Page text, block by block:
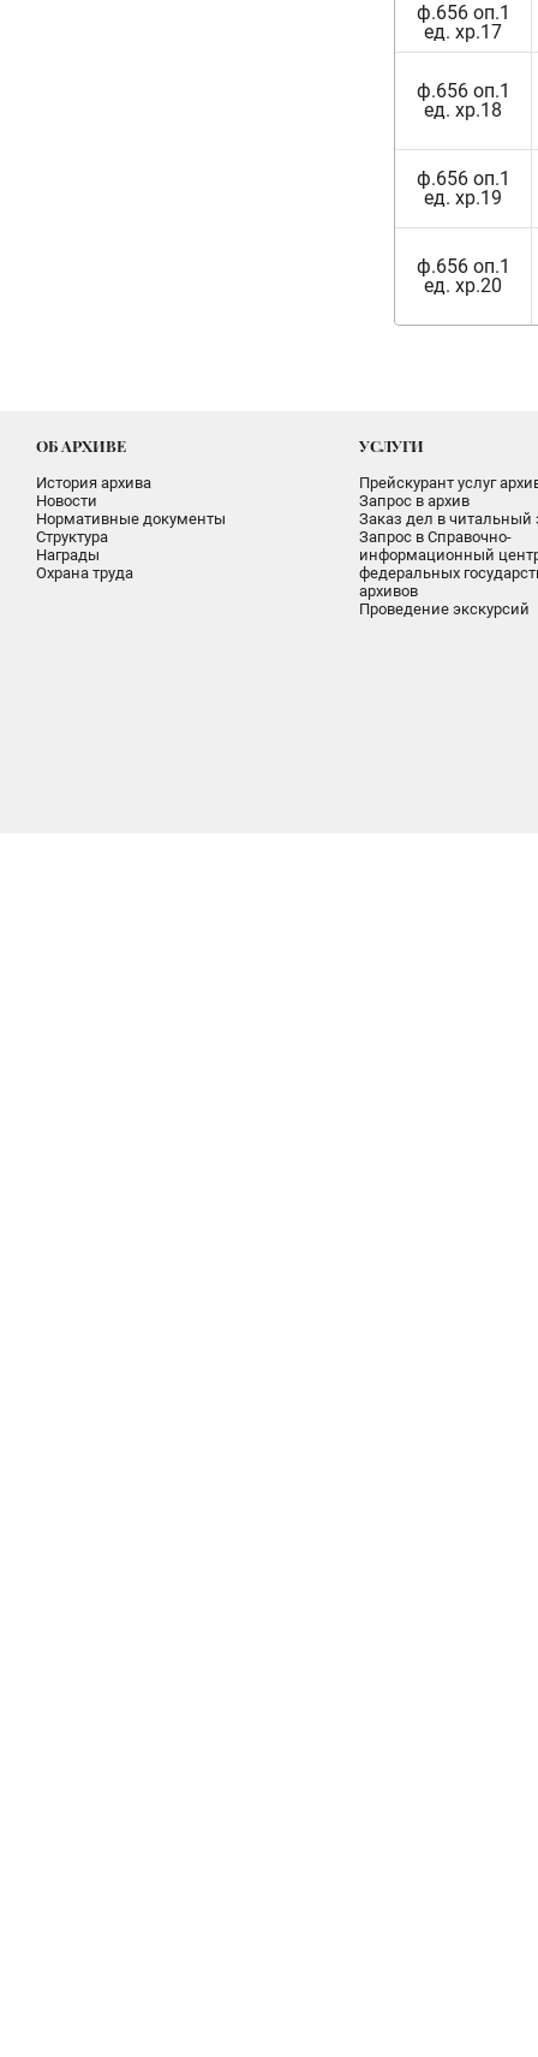
ф.656 оп.1
ед. хр.17
ф.656 оп.1
ед. хр.18
ф.656 оп.1
ед. хр.19
ф.656 оп.1
ед. хр.20
ОБ АРХИВЕ
История архива
Новости
Нормативные документы
Структура
Награды
Охрана труда
УСЛУГИ
Прейскурант услуг
Запрос в архив
Заказ дел в читальный
Запрос в Справочно-
информационный
федеральных
архивов
Проведение экскурсий